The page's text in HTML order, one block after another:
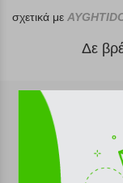
σχετικά με
Δε